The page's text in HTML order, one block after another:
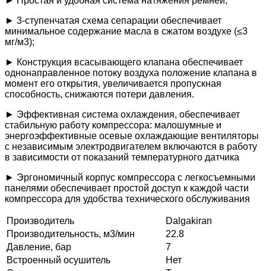
► 3-ступенчатая схема сепарации обеспечивает
минимальное содержание масла в сжатом воздухе (≤3
мг/м3);
► Конструкция всасывающего клапана обеспечивает
однонаправленное потоку воздуха положение клапана в
момент его открытия, увеличивается пропускная
способность, снижаются потери давления.
► Эффективная система охлаждения, обеспечивает
стабильную работу компрессора: малошумные и
энергоэффективные осевые охлаждающие вентиляторы
с независимым электродвигателем включаются в работу
в зависимости от показаний температурного датчика
► Эргономичный корпус компрессора с легкосъемными
панелями обеспечивает простой доступ к каждой части
компрессора для удобства технического обслуживания
Производитель
Dalgakiran
Производительность, м3/мин
22.8
Давление, бар
7
Встроенный осушитель
Нет